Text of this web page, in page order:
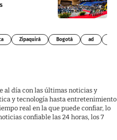
Zipaquirá Bogotá ad
al día con las últimas noticias y
y tecnología hasta entretenimiento
real en la que puede confiar, lo
confiable las 24 horas, los 7